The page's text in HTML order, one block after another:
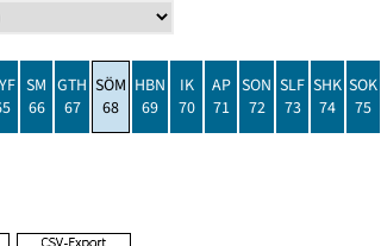
SM
66
GTH
67
SÖM
68
HBN
69
IK
70
AP
71
SON
72
SLF
73
SHK
74
SOK
75